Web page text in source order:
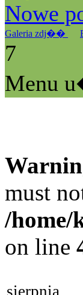
Nowe
Galeria zdj��
7
Menu
must
/home/
on line
sierpnia